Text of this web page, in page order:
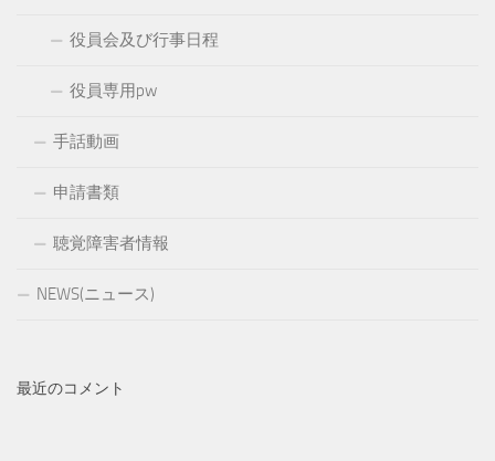
役員会及び行事日程
役員専用pw
手話動画
申請書類
聴覚障害者情報
NEWS(ニュース)
最近のコメント